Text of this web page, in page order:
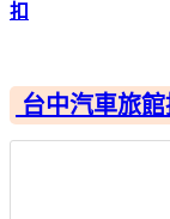
扣
台中汽車旅